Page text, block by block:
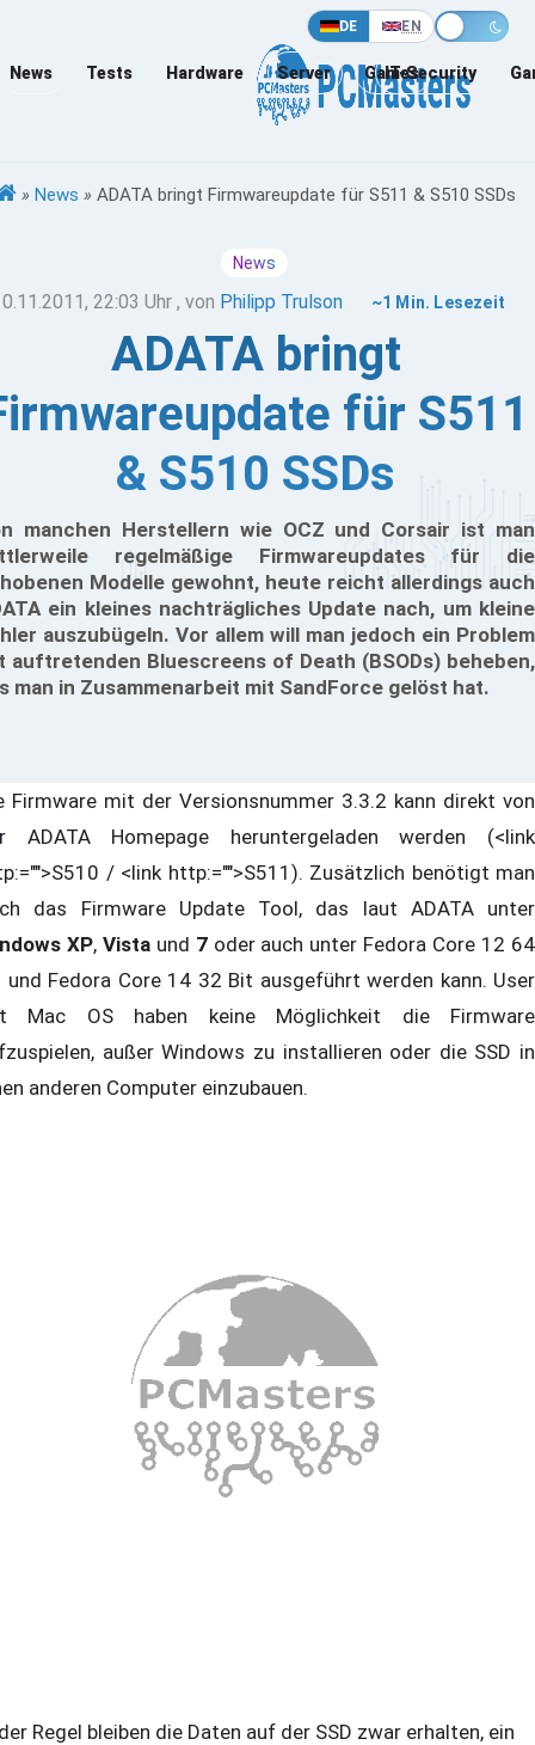
DE EN
News Tests Hardware Server Games
IT-Security
» News » ADATA bringt Firmwareupdate für S511 & S510 SSDs
News
22:03 Uhr , von Philipp Trulson ~1 Min. Lesezeit
ADATA bringt
für S511
& S510 SSDs
manchen Herstellern wie OCZ und Corsair ist man
regelmäßige Firmwareupdates für die
Modelle gewohnt, heute reicht allerdings auch
ein kleines nachträgliches Update nach, um kleine
auszubügeln. Vor allem will man jedoch ein Problem
auftretenden Bluescreens of Death (BSODs) beheben,
man in Zusammenarbeit mit SandForce gelöst hat.
Firmware mit der Versionsnummer 3.3.2 kann direkt von
ADATA Homepage heruntergeladen werden (<link
/ <link http:="">S511). Zusätzlich benötigt man
das Firmware Update Tool, das laut ADATA unter
XP, Vistaund 7oder auch unter Fedora Core 12 64
und Fedora Core 14 32 Bit ausgeführt werden kann. User
Mac OS haben keine Möglichkeit die Firmware
außer Windows zu installieren oder die SSD in
anderen Computer einzubauen.
Regel bleiben die Daten auf der SSD zwar erhalten, ein